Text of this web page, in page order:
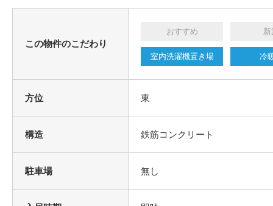
この物件のこだわり
おすすめ 新
室内洗濯機置き場 冷
方位 東
構造 鉄筋コンクリート
駐車場 無し